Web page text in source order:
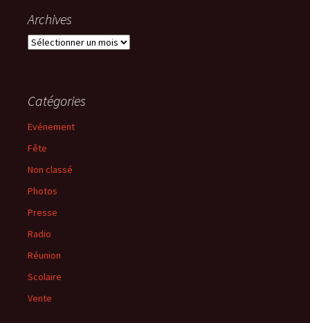
Archives
Archives
Catégories
Evénement
Fête
Non classé
Photos
Presse
Radio
Réunion
Scolaire
Vente